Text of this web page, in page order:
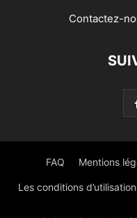
Contactez-
FAQ Mentions
Les conditions d’utilisation